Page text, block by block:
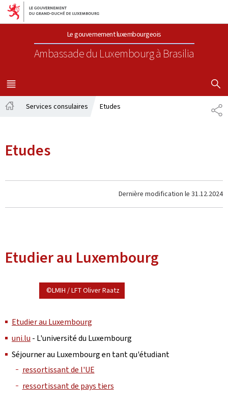
Aller au menu principal
Aller au contenu
Le gouvernement luxembourgeois
Ambassade du Luxembourgà Brasilia
MENU
PRINCIPAL
Services consulaires Etudes
Etudes
Dernière modification le 31.12.2024
Etudier au Luxembourg
©LMIH / LFT Oliver Raatz
Etudier au Luxembourg
uni.lu - L'université du Luxembourg
Séjourner au Luxembourg en tant qu'étudiant
ressortissant de l'UE
ressortissant de pays tiers